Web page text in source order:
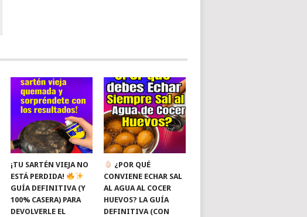
¡TU SARTÉN VIEJA NO
ESTÁ PERDIDA!
GUÍA DEFINITIVA (Y
100% CASERA) PARA
DEVOLVERLE EL
¿POR QUÉ
CONVIENE ECHAR SAL
AL AGUA AL COCER
HUEVOS? LA GUÍA
DEFINITIVA (CON